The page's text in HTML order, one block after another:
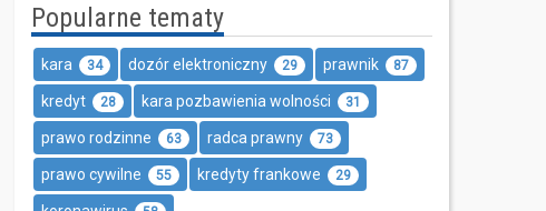
Popularne tematy
kara 34 dozór elektroniczny 29 prawnik 87
kredyt 28 kara pozbawienia wolności 31
prawo rodzinne 63 radca prawny 73
prawo cywilne 55 kredyty frankowe 29